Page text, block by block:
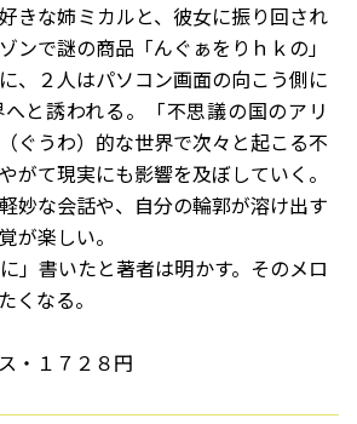
きな姉ミカルと、彼女に振り回され
ンで謎の商品「んぐぁをりｈｋの」
、２人はパソコン画面の向こう側に
と誘われる。「不思議の国のアリ
ぐうわ）的な世界で次々と起こる不
がて現実にも影響を及ぼしていく。
妙な会話や、自分の輪郭が溶け出す
が楽しい。
」書いたと著者は明かす。そのメロ
くなる。
・１７２８円